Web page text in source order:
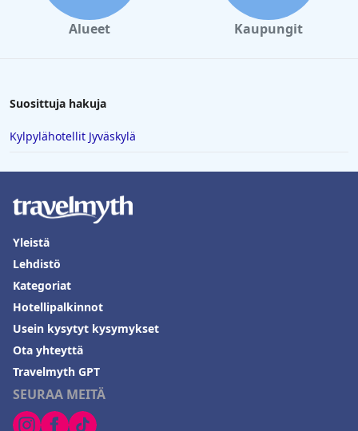
Alueet Kaupungit
Suosittuja hakuja
Kylpylähotellit Jyväskylä
SEURAA MEITÄ
Yleistä
Lehdistö
Kategoriat
Hotellipalkinnot
Usein kysytyt kysymykset
Ota yhteyttä
Travelmyth GPT